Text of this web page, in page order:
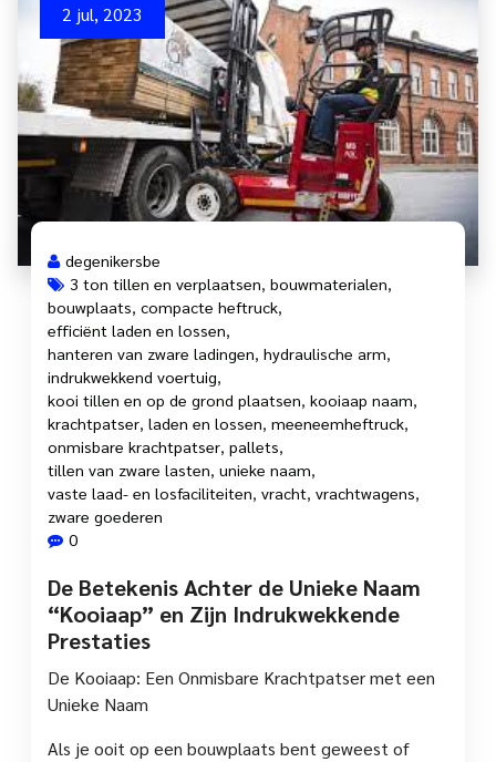
2 jul, 2023
degenikersbe
3 ton tillen en verplaatsen, bouwmaterialen,
bouwplaats, compacte heftruck,
efficiënt laden en lossen,
hanteren van zware ladingen, hydraulische arm,
indrukwekkend voertuig,
kooi tillen en op de grond plaatsen, kooiaap naam,
krachtpatser, laden en lossen, meeneemheftruck,
onmisbare krachtpatser, pallets,
tillen van zware lasten, unieke naam,
vaste laad- en losfaciliteiten, vracht, vrachtwagens,
zware goederen
0
De Betekenis Achter de Unieke Naam
“Kooiaap” en Zijn Indrukwekkende
Prestaties
De Kooiaap: Een Onmisbare Krachtpatser met een
Unieke Naam
Als je ooit op een bouwplaats bent geweest of